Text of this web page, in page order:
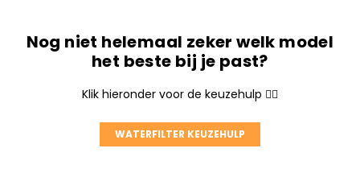
Nog niet helemaal zeker welk model
het beste bij je past?
Klik hieronder voor de keuzehulp 👇🏼
WATERFILTER KEUZEHULP